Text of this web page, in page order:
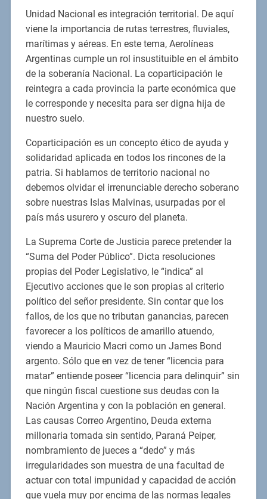
Unidad Nacional es integración territorial. De aquí
viene la importancia de rutas terrestres, fluviales,
marítimas y aéreas. En este tema, Aerolíneas
Argentinas cumple un rol insustituible en el ámbito
de la soberanía Nacional. La coparticipación le
reintegra a cada provincia la parte económica que
le corresponde y necesita para ser digna hija de
nuestro suelo.
Coparticipación es un concepto ético de ayuda y
solidaridad aplicada en todos los rincones de la
patria. Si hablamos de territorio nacional no
debemos olvidar el irrenunciable derecho soberano
sobre nuestras Islas Malvinas, usurpadas por el
país más usurero y oscuro del planeta.
La Suprema Corte de Justicia parece pretender la
“Suma del Poder Público”. Dicta resoluciones
propias del Poder Legislativo, le “indica” al
Ejecutivo acciones que le son propias al criterio
político del señor presidente. Sin contar que los
fallos, de los que no tributan ganancias, parecen
favorecer a los políticos de amarillo atuendo,
viendo a Mauricio Macri como un James Bond
argento. Sólo que en vez de tener “licencia para
matar” entiende poseer “licencia para delinquir” sin
que ningún fiscal cuestione sus deudas con la
Nación Argentina y con la población en general.
Las causas Correo Argentino, Deuda externa
millonaria tomada sin sentido, Paraná Peiper,
nombramiento de jueces a “dedo” y más
irregularidades son muestra de una facultad de
actuar con total impunidad y capacidad de acción
que vuela muy por encima de las normas legales